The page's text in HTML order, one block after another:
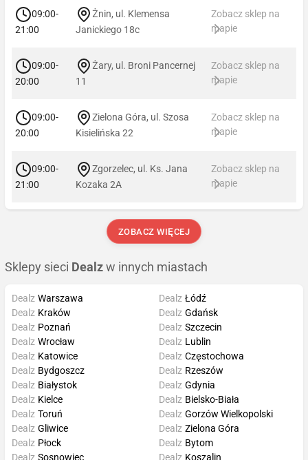
09:00-
21:00
Żnin, ul. Klemensa
Janickiego 18c
Zobacz sklep na
mapie
09:00-
20:00
Żary, ul. Broni Pancernej
11
Zobacz sklep na
mapie
09:00-
20:00
Zielona Góra, ul. Szosa
Kisielińska 22
Zobacz sklep na
mapie
09:00-
21:00
Zgorzelec, ul. Ks. Jana
Kozaka 2A
Zobacz sklep na
mapie
ZOBACZ WIĘCEJ
Sklepy sieci Dealz w innych miastach
Dealz Warszawa
Dealz Kraków
Dealz Poznań
Dealz Wrocław
Dealz Łódź
Dealz Gdańsk
Dealz Szczecin
Dealz Lublin
Dealz Katowice
Dealz Bydgoszcz
Dealz Białystok
Dealz Kielce
Dealz Częstochowa
Dealz Rzeszów
Dealz Gdynia
Dealz Bielsko-Biała
Dealz Toruń
Dealz Gliwice
Dealz Płock
Dealz Sosnowiec
Dealz Gorzów Wielkopolski
Dealz Zielona Góra
Dealz Bytom
Dealz Koszalin